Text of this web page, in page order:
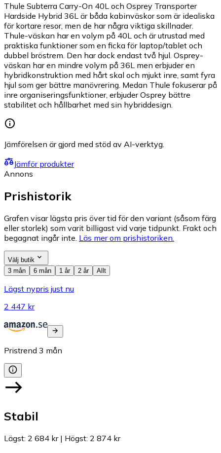
Thule Subterra Carry-On 40L och Osprey Transporter
Hardside Hybrid 36L är båda kabinväskor som är idealiska
för kortare resor, men de har några viktiga skillnader.
Thule-väskan har en volym på 40L och är utrustad med
praktiska funktioner som en ficka för laptop/tablet och
dubbel bröstrem. Den har dock endast två hjul. Osprey-
väskan har en mindre volym på 36L men erbjuder en
hybridkonstruktion med hårt skal och mjukt inre, samt fyra
hjul som ger bättre manövrering. Medan Thule fokuserar på
inre organiseringsfunktioner, erbjuder Osprey bättre
stabilitet och hållbarhet med sin hybriddesign.
Jämförelsen är gjord med stöd av AI-verktyg.
Jämför produkter
Annons
Prishistorik
Grafen visar lägsta pris över tid för den variant (såsom färg
eller storlek) som varit billigast vid varje tidpunkt. Frakt och
begagnat ingår inte. Läs mer om prishistoriken.
Välj butik
3 mån
6 mån 1 år 2 år Allt
Lägst nypris just nu
2 447 kr
Pristrend 3 mån
Stabil
Lägst: 2 684 kr| Högst: 2 874 kr